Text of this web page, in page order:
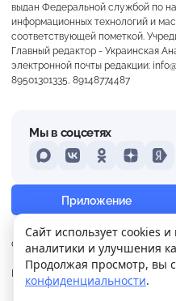
+27°
15 м/с
выдан Федеральной службой по
информационных технологий и
соответствующей пометкой.
Главный редактор - Украинская
электронной почты редакции:
89501301335, 89148774487
О нас Контакты
Реклама
Политика
Мы в соцсетях
MAXVKontakteOdnoklassniki
Dzen
Приложение
Сайт использует cookies
аналитики и улучшения
Продолжая просмотр, вы
конфиденциальности.